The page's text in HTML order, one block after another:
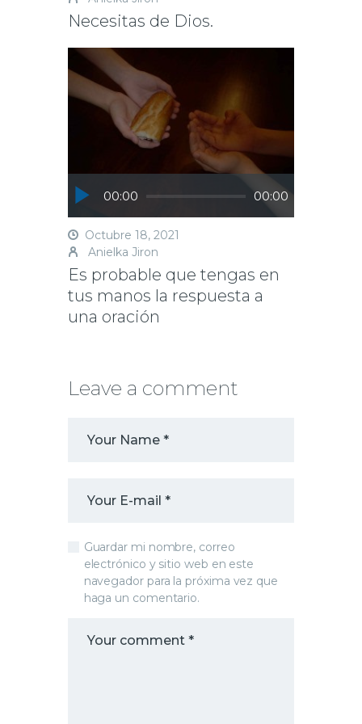
Necesitas de Dios.
Reproductor
de
00:00 00:00
Octubre 18, 2021
Anielka Jiron
Es probable que tengas en
tus manos la respuesta a
una oración
Leave a comment
Guardar mi nombre, correo
electrónico y sitio web en este
navegador para la próxima vez que
haga un comentario.